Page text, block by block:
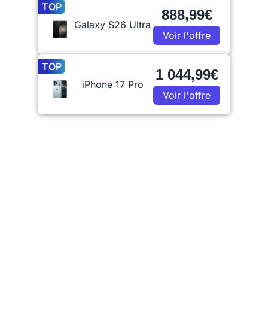
TOP
Galaxy S26 Ultra
888,99€
Voir l'offre
TOP
iPhone 17 Pro
1 044,99€
Voir l'offre